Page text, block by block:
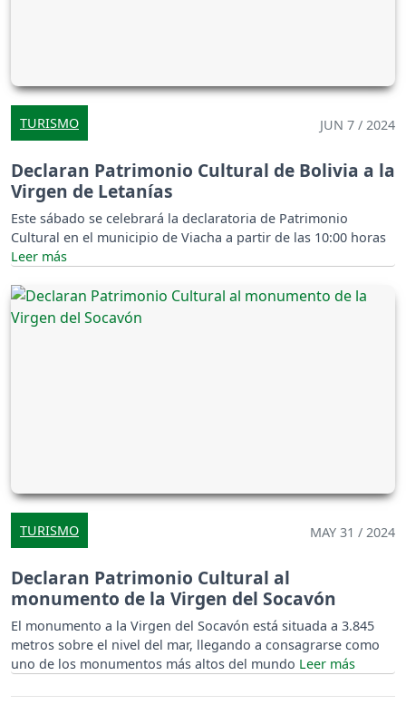
TURISMO JUN 7 / 2024
Declaran Patrimonio Cultural de Bolivia a la
Virgen de Letanías
Este sábado se celebrará la declaratoria de Patrimonio
Cultural en el municipio de Viacha a partir de las 10:00 horas
TURISMO MAY 31 / 2024
Declaran Patrimonio Cultural al
monumento de la Virgen del Socavón
El monumento a la Virgen del Socavón está situada a 3.845
metros sobre el nivel del mar, llegando a consagrarse como
uno de los monumentos más altos del mundo